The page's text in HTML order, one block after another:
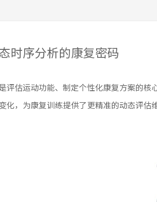
时序分析的康复密码
评估运动功能、制定个性化康复方案的
化，为康复训练提供了更精准的动态评